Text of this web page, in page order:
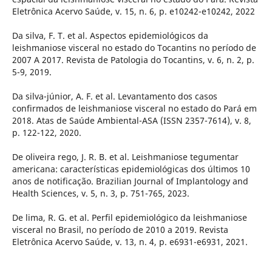
Eletrônica Acervo Saúde, v. 15, n. 6, p. e10242-e10242, 2022
Da silva, F. T. et al. Aspectos epidemiológicos da
leishmaniose visceral no estado do Tocantins no período de
2007 A 2017. Revista de Patologia do Tocantins, v. 6, n. 2, p.
5-9, 2019.
Da silva-júnior, A. F. et al. Levantamento dos casos
confirmados de leishmaniose visceral no estado do Pará em
2018. Atas de Saúde Ambiental-ASA (ISSN 2357-7614), v. 8,
p. 122-122, 2020.
De oliveira rego, J. R. B. et al. Leishmaniose tegumentar
americana: características epidemiológicas dos últimos 10
anos de notificação. Brazilian Journal of Implantology and
Health Sciences, v. 5, n. 3, p. 751-765, 2023.
De lima, R. G. et al. Perfil epidemiológico da leishmaniose
visceral no Brasil, no período de 2010 a 2019. Revista
Eletrônica Acervo Saúde, v. 13, n. 4, p. e6931-e6931, 2021.